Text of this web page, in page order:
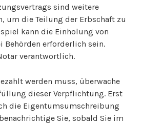
sind weitere
um die Teilung der Erbschaft zu
kann die Einholung von
Behörden erforderlich sein.
verantwortlich.
werden muss, überwache
dieser Verpflichtung. Erst
die Eigentumsumschreibung
Sie, sobald Sie im